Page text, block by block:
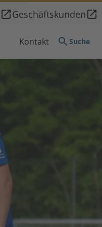
Geschäftskunden
Kontakt Suche